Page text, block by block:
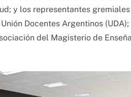
y los representantes
Docentes Argentinos
del Magisterio de